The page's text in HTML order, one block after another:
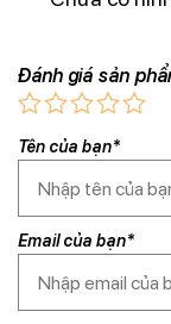
Đánh giá sản
Tên của bạn*
Email của bạn*